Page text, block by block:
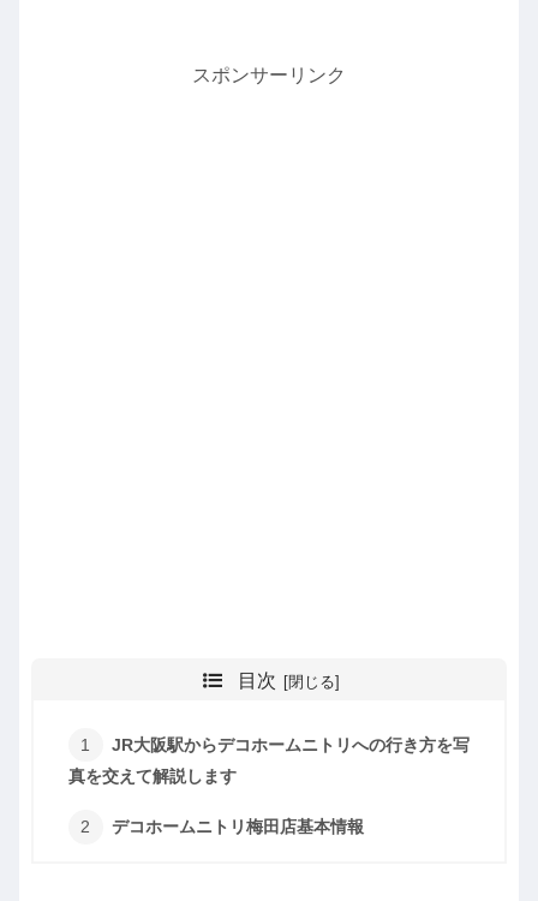
スポンサーリンク
目次
JR大阪駅からデコホームニトリへの行き方を写
真を交えて解説します
デコホームニトリ梅田店基本情報